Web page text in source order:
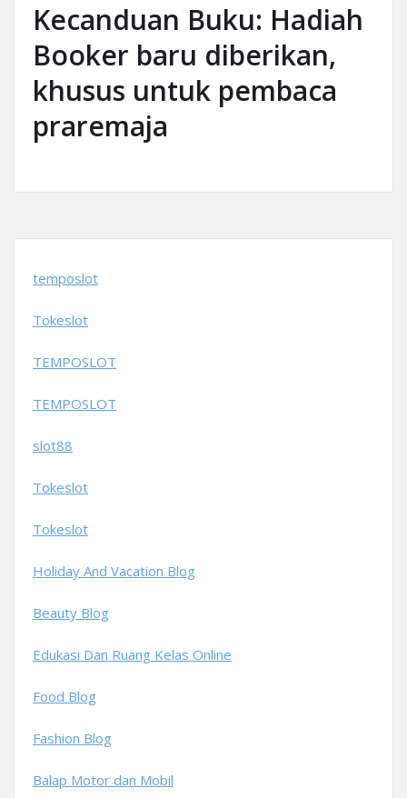
Kecanduan Buku: Hadiah
Booker baru diberikan,
khusus untuk pembaca
praremaja
temposlot
Tokeslot
TEMPOSLOT
TEMPOSLOT
slot88
Tokeslot
Tokeslot
Holiday And Vacation Blog
Beauty Blog
Edukasi Dan Ruang Kelas Online
Food Blog
Fashion Blog
Balap Motor dan Mobil